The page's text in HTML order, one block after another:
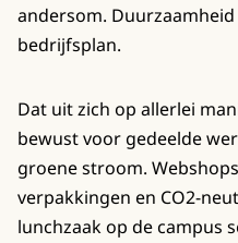
andersom.
bedrijfsplan.
Dat uit zich op allerlei
bewust voor gedeelde
groene stroom.
verpakkingen en CO2-
lunchzaak op de campus